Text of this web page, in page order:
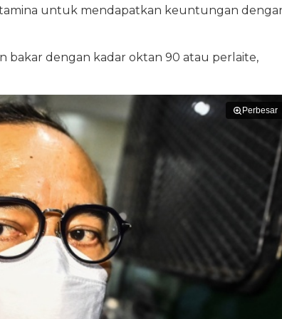
untuk mendapatkan keuntungan
bakar dengan kadar oktan 90 atau perlaite,
Perbesar